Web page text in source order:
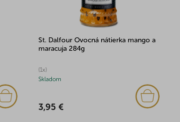
St. Dalfour Ovocná nátierka mango a
maracuja 284g
(1x)
Skladom
3,95 €